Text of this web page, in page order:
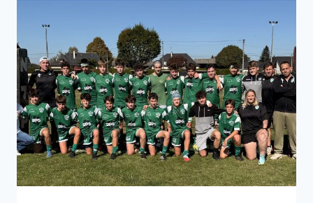
R1
U19